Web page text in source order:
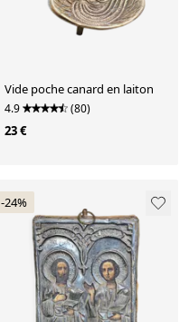
Vide poche canard en laiton
4.9 (80)
23 €
-24%